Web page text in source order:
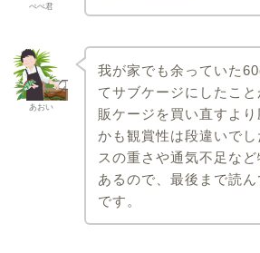
ぺぺ君
あおい
我が家でも余っていた
てサブケージにしたこ
販ケージを買い直すよ
かも観賞性は段違いで
スの重さや通気不足な
あるので、最後まで読
です。